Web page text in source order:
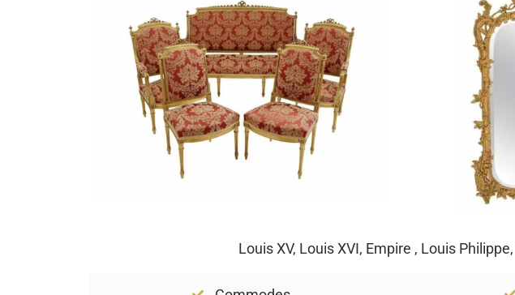
Louis XV, Louis XVI, Empire , Louis